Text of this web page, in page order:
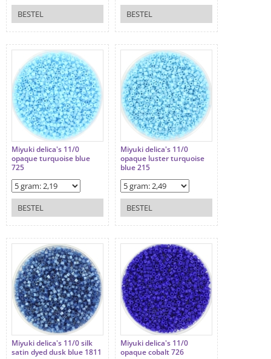
BESTEL BESTEL
Miyuki delica's 11/0
opaque turquoise blue
725
BESTEL
Miyuki delica's 11/0
opaque luster turquoise
blue 215
BESTEL
Miyuki delica's 11/0 silk
satin dyed dusk blue 1811
Miyuki delica's 11/0
opaque cobalt 726